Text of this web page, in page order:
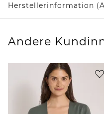
Herstellerinformation
Andere